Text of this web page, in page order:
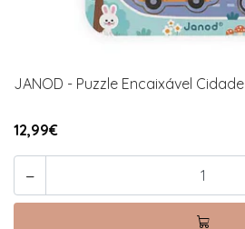
JANOD - Puzzle Encaixável Cidade
12,99€
-